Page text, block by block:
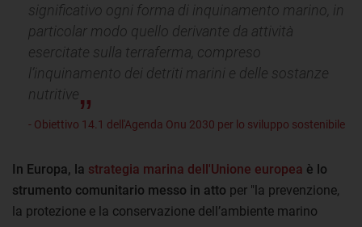
significativo ogni forma di inquinamento marino, in
particolar modo quello derivante da attività
esercitate sulla terraferma, compreso
l’inquinamento dei detriti marini e delle sostanze
nutritive
- Obiettivo 14.1 dell'Agenda Onu 2030 per lo sviluppo sostenibile
In Europa, la strategia marina dell'Unione europea è lo
strumento comunitario messo in atto per "la prevenzione,
la protezione e la conservazione dell’ambiente marino